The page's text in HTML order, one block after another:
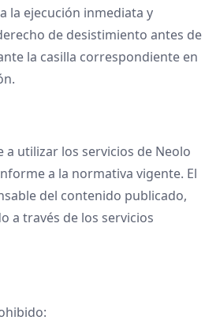
la ejecución inmediata y
de desistimiento antes de
la casilla correspondiente en
a utilizar los servicios de Neolo
a la normativa vigente. El
del contenido publicado,
a través de los servicios